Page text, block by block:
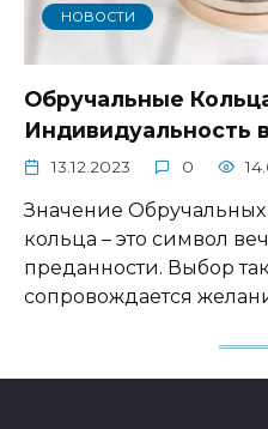
НОВОСТИ
Обручальные
Индивидуальность
13.12.2023 0
Значение
кольца – это символ
преданности. Выбор
сопровождается